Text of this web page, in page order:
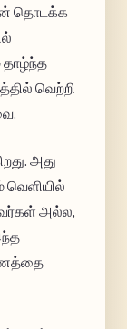
தொடக்க
தாழ்ந்த
வெற்றி
அது
வெளியில்
அல்ல,